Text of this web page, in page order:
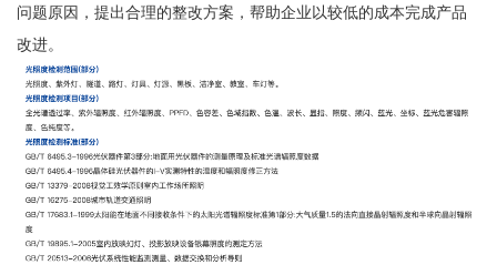
问题原因，提出合理的整改方案，帮助企业以较低的成本完成产品
改进。